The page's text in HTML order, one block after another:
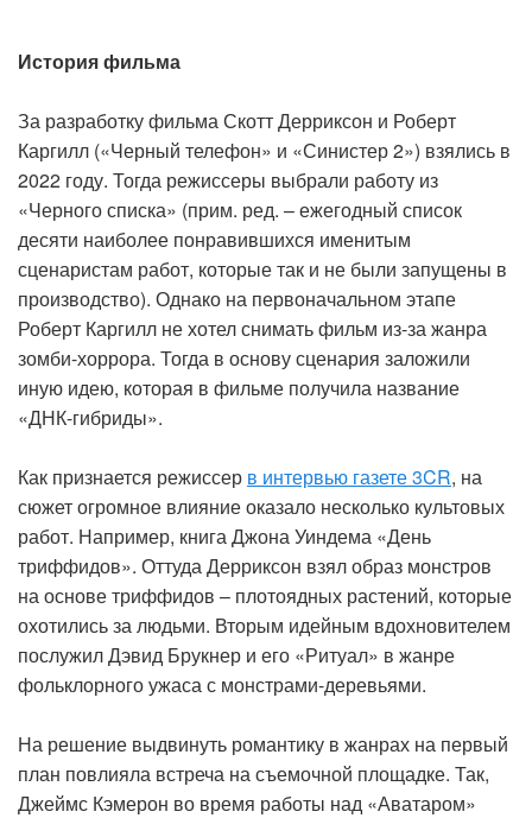
История фильма
За разработку фильма Скотт Дерриксон и Роберт
Каргилл («Черный телефон» и «Синистер 2») взялись в
2022 году. Тогда режиссеры выбрали работу из
«Черного списка» (прим. ред. – ежегодный список
десяти наиболее понравившихся именитым
сценаристам работ, которые так и не были запущены в
производство). Однако на первоначальном этапе
Роберт Каргилл не хотел снимать фильм из-за жанра
зомби-хоррора. Тогда в основу сценария заложили
иную идею, которая в фильме получила название
«ДНК-гибриды».
Как признается режиссер в интервью газете 3CR, на
сюжет огромное влияние оказало несколько культовых
работ. Например, книга Джона Уиндема «День
триффидов». Оттуда Дерриксон взял образ монстров
на основе триффидов – плотоядных растений, которые
охотились за людьми. Вторым идейным вдохновителем
послужил Дэвид Брукнер и его «Ритуал» в жанре
фольклорного ужаса с монстрами-деревьями.
На решение выдвинуть романтику в жанрах на первый
план повлияла встреча на съемочной площадке. Так,
Джеймс Кэмерон во время работы над «Аватаром»